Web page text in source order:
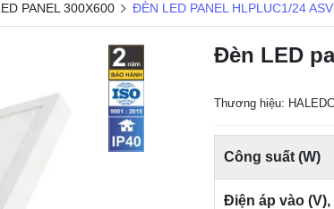
PANEL 300X600 ĐÈN LED PANEL HLPLUC1/24 ASV
Đèn LED
Thương hiệu:
Công suất (W)
Điện áp vào (V),